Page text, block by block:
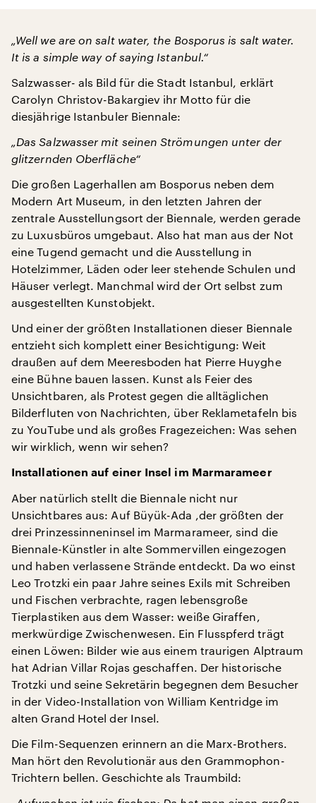
„Well we are on salt water, the Bosporus is salt water.
It is a simple way of saying Istanbul.“
Salzwasser- als Bild für die Stadt Istanbul, erklärt
Carolyn Christov-Bakargiev ihr Motto für die
diesjährige Istanbuler Biennale:
„Das Salzwasser mit seinen Strömungen unter der
glitzernden Oberfläche“
Die großen Lagerhallen am Bosporus neben dem
Modern Art Museum, in den letzten Jahren der
zentrale Ausstellungsort der Biennale, werden gerade
zu Luxusbüros umgebaut. Also hat man aus der Not
eine Tugend gemacht und die Ausstellung in
Hotelzimmer, Läden oder leer stehende Schulen und
Häuser verlegt. Manchmal wird der Ort selbst zum
ausgestellten Kunstobjekt.
Und einer der größten Installationen dieser Biennale
entzieht sich komplett einer Besichtigung: Weit
draußen auf dem Meeresboden hat Pierre Huyghe
eine Bühne bauen lassen. Kunst als Feier des
Unsichtbaren, als Protest gegen die alltäglichen
Bilderfluten von Nachrichten, über Reklametafeln bis
zu YouTube und als großes Fragezeichen: Was sehen
wir wirklich, wenn wir sehen?
Installationen auf einer Insel im Marmarameer
Aber natürlich stellt die Biennale nicht nur
Unsichtbares aus: Auf Büyük-Ada ,der größten der
drei Prinzessinneninsel im Marmarameer, sind die
Biennale-Künstler in alte Sommervillen eingezogen
und haben verlassene Strände entdeckt. Da wo einst
Leo Trotzki ein paar Jahre seines Exils mit Schreiben
und Fischen verbrachte, ragen lebensgroße
Tierplastiken aus dem Wasser: weiße Giraffen,
merkwürdige Zwischenwesen. Ein Flusspferd trägt
einen Löwen: Bilder wie aus einem traurigen Alptraum
hat Adrian Villar Rojas geschaffen. Der historische
Trotzki und seine Sekretärin begegnen dem Besucher
in der Video-Installation von William Kentridge im
alten Grand Hotel der Insel.
Die Film-Sequenzen erinnern an die Marx-Brothers.
Man hört den Revolutionär aus den Grammophon-
Trichtern bellen. Geschichte als Traumbild: